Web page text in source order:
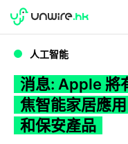
WWDC 2026
人工智能
消息: Apple 將
焦智能家居應
和保安產品